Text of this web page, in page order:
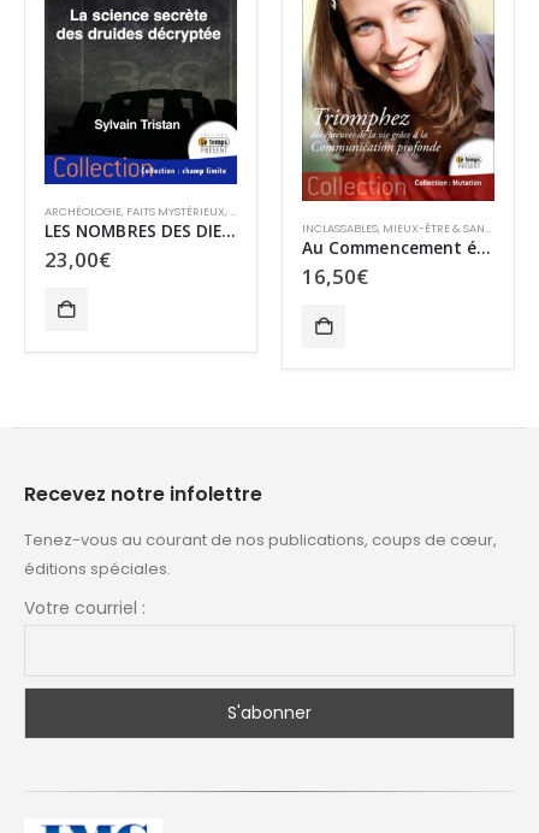
INCLASSABLES, MIEUX-ÊTRE & SANTÉ
16,50 €
INCLASSABLES, RÉCITS
Les astuces d’Astérix
16,00€
Recevez notre infolettre
Tenez-vous au courant de nos publications, coups de cœur,
éditions spéciales.
Votre courriel :